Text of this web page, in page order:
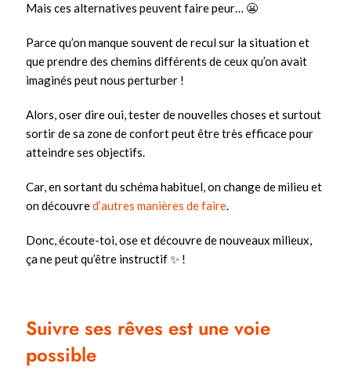
Mais ces alternatives peuvent faire peur… 😬
Parce qu’on manque souvent de recul sur la situation et
que prendre des chemins différents de ceux qu’on avait
imaginés peut nous perturber !
Alors, oser dire oui, tester de nouvelles choses et surtout
sortir de sa zone de confort peut être très efficace pour
atteindre ses objectifs.
Car, en sortant du schéma habituel, on change de milieu et
on découvred’autres manières de faire.
Donc, écoute-toi, ose et découvre de nouveaux milieux,
ça ne peut qu’être instructif ✨ !
Suivre ses rêves est une voie
possible